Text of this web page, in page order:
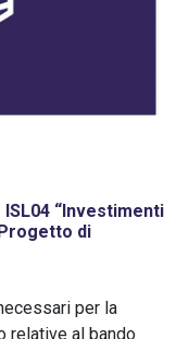
“Investimenti
di
per la
relative al bando